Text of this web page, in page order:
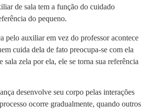
de sala tem a função do cuidado
do pequeno.
pelo auxiliar em vez do professor acontece
cuida dela de fato preocupa-se com ela
zela por ela, ele se torna sua referência
desenvolve seu corpo pelas interações
ocorre gradualmente, quando outros